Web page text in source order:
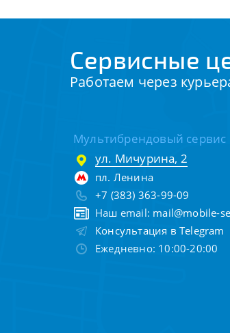
Сервисные
Работаем через
Мультибрендовый сервис
ул. Мичурина, 2
пл. Ленина
+7 (383) 363-99-09
Наш email: mail@mobile-
Консультация в Telegram
Ежедневно: 10:00-20:00